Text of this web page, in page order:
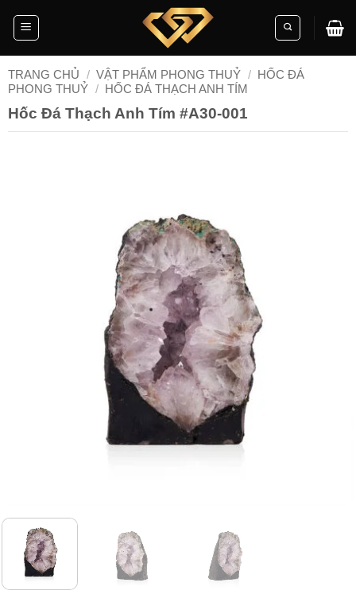
TRANG CHỦ / VẬT PHẨM PHONG THUỶ / HỐC ĐÁ
PHONG THUỶ / HỐC ĐÁ THẠCH ANH TÍM
Hốc Đá Thạch Anh Tím #A30-001